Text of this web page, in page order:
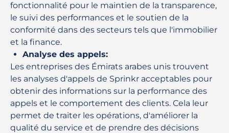
fonctionnalité pour le maintien de la transparence,
le suivi des performances et le soutien de la
conformité dans des secteurs tels que l'immobilier
et la finance.
Analyse des appels:
Les entreprises des Émirats arabes unis trouvent
les analyses d'appels de Sprinkr acceptables pour
obtenir des informations sur la performance des
appels et le comportement des clients. Cela leur
permet de traiter les opérations, d'améliorer la
qualité du service et de prendre des décisions